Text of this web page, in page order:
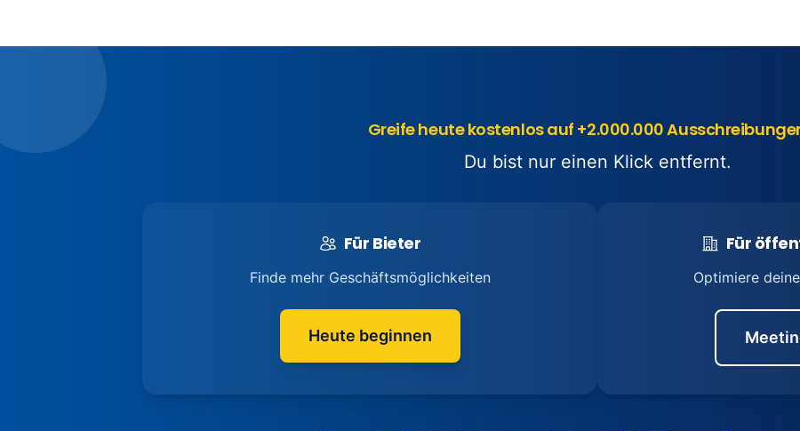
Greife heute kostenlos auf +2.000.000
Du bist nur einen Klick entfernt.
Für Bieter
Finde mehr Geschäftsmöglichkeiten
Heute beginnen
Für
Optimiere